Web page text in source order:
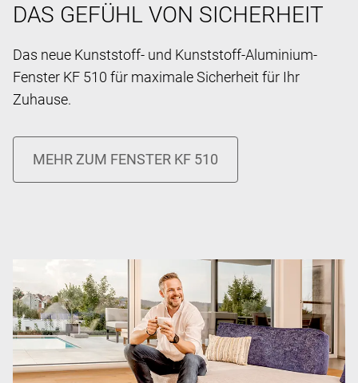
DAS GEFÜHL VON SICHERHEIT
Das neue Kunststoff- und Kunststoff-Aluminium-
Fenster KF 510 für maximale Sicherheit für Ihr
Zuhause.